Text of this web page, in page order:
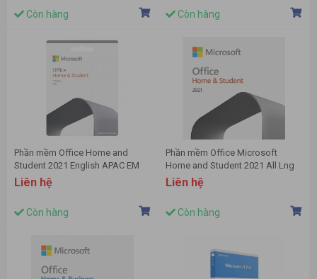
Còn hàng Còn hàng
Phần mềm Office Home and
Student 2021 English APAC EM
79G-05387
Liên hệ
Còn hàng
Phần mềm Office Microsoft
Home and Student 2021 All Lng
APAC EM PK Lic Online DwnLd
NR (79G-05337)
Liên hệ
Còn hàng